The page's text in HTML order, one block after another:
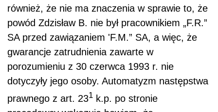
również, że nie ma znaczenia w sprawie to, że
powód Zdzisław B. nie był pracownikiem „F.R.”
SA przed zawiązaniem 'F.M.” SA, a więc, że
gwarancje zatrudnienia zawarte w
porozumieniu z 30 czerwca 1993 r. nie
dotyczyły jego osoby. Automatyzm następstwa
prawnego z art. 231 k.p. po stronie